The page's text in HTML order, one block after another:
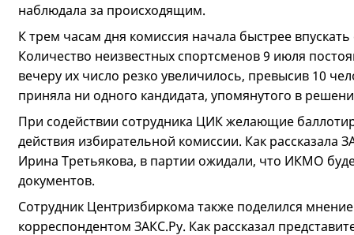
наблюдала за происходящим.
К трем часам дня комиссия начала быстрее
Количество неизвестных спортсменов 9 июля
вечеру их число резко увеличилось, превысив 10
приняла ни одного кандидата, упомянутого в
При содействии сотрудника ЦИК желающие
действия избирательной комиссии. Как рассказала
Ирина Третьякова, в партии ожидали, что ИКМО
документов.
Сотрудник Центризбиркома также поделился
корреспондентом ЗАКС.Ру. Как рассказал